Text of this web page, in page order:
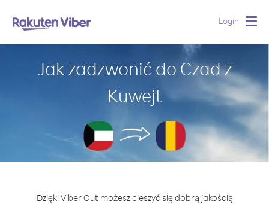
Login
Jak zadzwonić do Czad z
Kuwejt
Dzięki Viber Out możesz cieszyć się dobrą jakością